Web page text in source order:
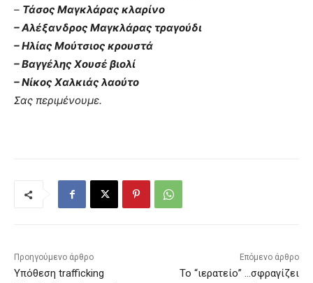
– Τάσος Μαγκλάρας κλαρίνο
– Αλέξανδρος Μαγκλάρας τραγούδι
– Ηλίας Μούτσιος κρουστά
– Βαγγέλης Χουσέ βιολί
– Νίκος Χαλκιάς λαούτο
Σας περιμένουμε.
Προηγούμενο άρθρο
Υπόθεση trafficking
Επόμενο άρθρο
Το “ιερατείο” …σφραγίζει